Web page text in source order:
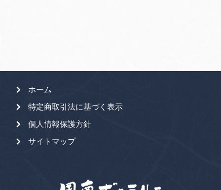
ホーム
特定商取引法に基づく表示
個人情報保護方針
サイトマップ